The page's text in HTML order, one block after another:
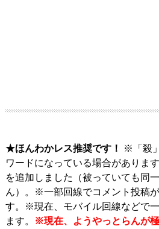
★ほんわかレス推奨です！
※「殺
ワードになっている場合がありま
を追加しました（被っていても同
ん）。※一部回線でコメント投稿
す。※現在、モバイル回線などで
ます。
※現在、ようやっとらんが